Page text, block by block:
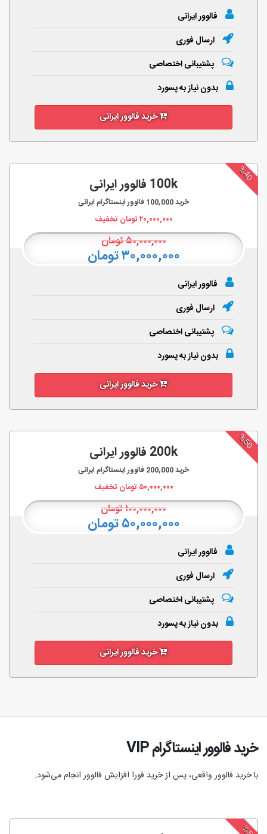
فالوور ایرانی
ارسال فوری
پشتیبانی اختصاصی
بدون نیاز به پسورد
خرید فالوور ایرانی
%40
100k فالوور ایرانی
خرید100,000 فالوور اینستاگرام ایرانی
۲۰,۰۰۰,۰۰۰تومان تخفیف
۵۰,۰۰۰,۰۰۰تومان
۳۰,۰۰۰,۰۰۰ تومان
فالوور ایرانی
ارسال فوری
پشتیبانی اختصاصی
بدون نیاز به پسورد
خرید فالوور ایرانی
%50
200k فالوور ایرانی
خرید200,000 فالوور اینستاگرام ایرانی
۵۰,۰۰۰,۰۰۰تومان تخفیف
۱۰۰,۰۰۰,۰۰۰تومان
۵۰,۰۰۰,۰۰۰ تومان
فالوور ایرانی
ارسال فوری
پشتیبانی اختصاصی
بدون نیاز به پسورد
خرید فالوور ایرانی
خرید فالوور اینستاگرام VIP
با خرید فالوور واقعی، پس از خرید فورا افزایش فالوور انجام‌ می‌شود.